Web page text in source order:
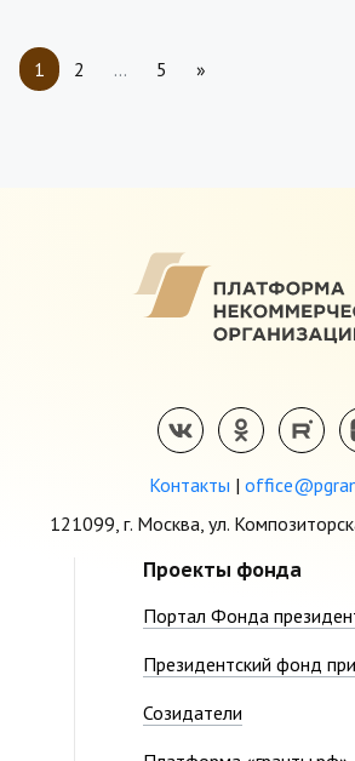
1 2 … 5 »
Контакты |
121099, г. Москва, ул.
Проекты фонда
Портал Фонда
Президентский фонд
Созидатели